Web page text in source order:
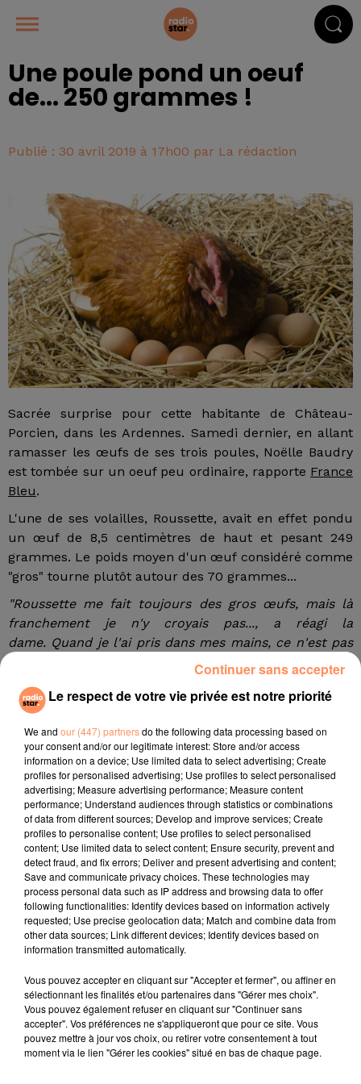
Une poule pond un oeuf
de... 250 grammes !
Publié : 30 avril 2019 à 17h00 par La rédaction
Sacrée surprise pour cette habitante de Château-
Porcien, dans les Ardennes. Samedi dernier, en allant
ramasser les œufs de ses trois poules, Noëlle Baudry
est tombée sur un oeuf peu ordinaire, rapporte France
Bleu.
L'une de ses volailles, Roussette, avait en effet pondu
un œuf de 8,5 centimètres de haut et pesant 249
grammes. Le poids moyen d'un œuf considéré comme
"gros" tourne plutôt autour des 70 grammes...
"Roussette me fait toujours des gros œufs, mais là
franchement je n'y croyais pas..., a réagi la
dame. Quand je l'ai pris dans mes mains, ce n'est pas
la taille qui m'a surprise, mais le poids ! Je me suis
La taille des œufs varie selon la race des poules, l'âge
de l'animal et le moment de la ponte. Le spécimen
recensé le plus lourd de l'histoire avait été pondu en
1956 aux Etats-Unis : il pesait 454 grammes. Roussette
n'y est pas encore tout à fait.
fil actus
4 juillet 2022
Radio Star Live avec Dadju
27 juin 2022
Marseille : une application pour mettre en
relation extras et...
Le cocholed pour jouer à la pétanque
jusqu'au bout de la nuit !
10 mai 2022
Toulon : des quais électrifiés pour 2023 !
Le respect de votre vie privée est notre priorité
We and our (447) partnersdo the following data processing based on
your consent and/or our legitimate interest: Store and/or access
information on a device; Use limited data to select advertising; Create
profiles for personalised advertising; Use profiles to select personalised
advertising; Measure advertising performance; Measure content
performance; Understand audiences through statistics or combinations
of data from different sources; Develop and improve services; Create
profiles to personalise content; Use profiles to select personalised
content; Use limited data to select content; Ensure security, prevent and
detect fraud, and fix errors; Deliver and present advertising and content;
Save and communicate privacy choices. These technologies may
process personal data such as IP address and browsing data to offer
following functionalities: Identify devices based on information actively
requested; Use precise geolocation data; Match and combine data from
other data sources; Link different devices; Identify devices based on
information transmitted automatically.
Vous pouvez accepter en cliquant sur "Accepter et fermer", ou affiner en
sélectionnant les finalités et/ou partenaires dans "Gérer mes choix".
Vous pouvez également refuser en cliquant sur "Continuer sans
accepter". Vos préférences ne s'appliqueront que pour ce site. Vous
pouvez mettre à jour vos choix, ou retirer votre consentement à tout
moment via le lien "Gérer les cookies" situé en bas de chaque page.
Continuer sans accepter